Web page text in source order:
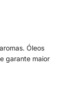
Óleos
garante maior